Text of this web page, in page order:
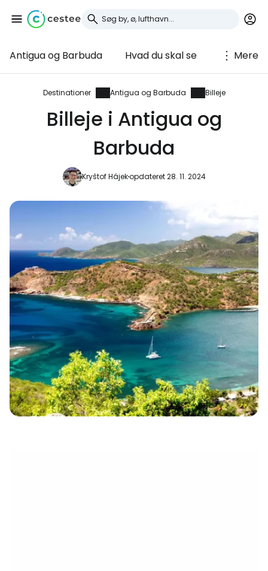
Antigua og Barbuda Hvad du skal se Mere
Destinationer Antigua og Barbuda Billeje
Billeje i Antigua og
Barbuda
Kryštof Hájekopdateret 28. 11. 2024
Log ind på Cestee
... det verdensomspændende
rejsefællesskab
Fortsæt med Google
Fortsæt med e-mail